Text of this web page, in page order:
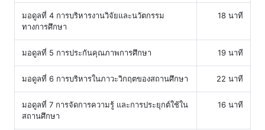
มอดูลที่ 4 การบริหารงานวิจัยและนวัตกรรม
ทางการศึกษา
18 นาที
มอดูลที่ 5 การประกันคุณภาพการศึกษา 19 นาที
มอดูลที่ 6 การบริหารในภาวะวิกฤตของสถานศึกษา 22 นาที
มอดูลที่ 7 การจัดการความรู้ และการประยุกต์ใช้ใน
สถานศึกษา
16 นาที